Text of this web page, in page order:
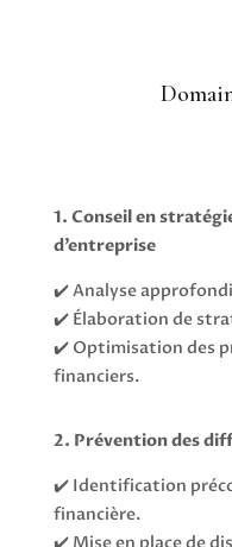
1. Conseil en
d’entreprise
✔️ Analyse
✔️ Élaboration de
✔️ Optimisation des
financiers.
2. Prévention des
✔️ Identification
financière.